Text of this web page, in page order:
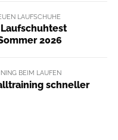
LAUFSCHUHE
Laufschuhtest
2026
BEIM LAUFEN
schneller